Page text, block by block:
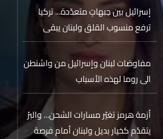
إسرائيل بين جبهاتٍ متعدّدة... تركيا
ترفع منسوب القلق ولبنان يبقى
الأولوية
مفاوضات لبنان وإسرائيل من واشنطن
الى روما لهذه الأسباب
أزمة هرمز تغيّر مسارات الشحن... والبرّ
يتقدّم كخيار بديل ولبنان أمام فرصة